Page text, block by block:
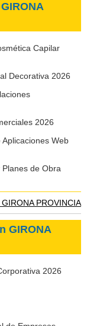
Capilar
Decorativa 2026
2026
Web
de Obra
PROVINCIA
GIRONA
2026